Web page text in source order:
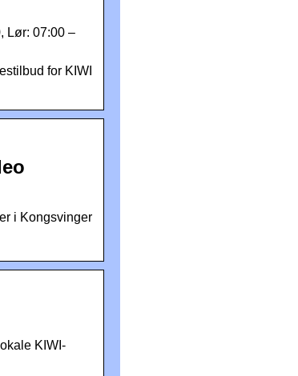
Lør: 07:00 –
for KIWI
i Kongsvinger
KIWI-